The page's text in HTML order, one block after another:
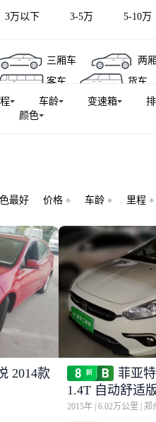
3万以下 3-5万 5-10万
三厢车 两
客车
货车
车龄 变速箱
颜色
最好 价格 车龄 里程
2014款
菲亚
1.4T 自动舒适
2015年 6.02万公里 郑